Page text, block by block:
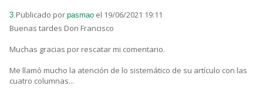
3.Publicado por pasmao el 19/06/2021 19:11
Buenas tardes Don Francisco
Muchas gracias por rescatar mi comentario.
Me llamó mucho la atención de lo sistemático de su artículo con las
cuatro columnas...